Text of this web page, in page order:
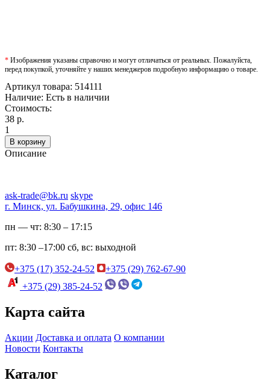
* Изображения указаны справочно и могут отличаться от реальных. Пожалуйста,
перед покупкой, уточняйте у наших менеджеров подробную информацию о товаре.
Артикул товара: 514111
Наличие: Есть в наличии
Стоимость:
38 р.
1
В корзину
Описание
ask-trade@bk.ru skype
г. Минск, ул. Бабушкина, 29, офис 146
пн — чт: 8:30 – 17:15
пт: 8:30 –17:00 сб, вс: выходной
+375 (17) 352-24-52
+375 (29) 762-67-90
+375 (29) 385-24-52
Карта сайта
Акции Доставка и оплата О компании
Новости Контакты
Каталог